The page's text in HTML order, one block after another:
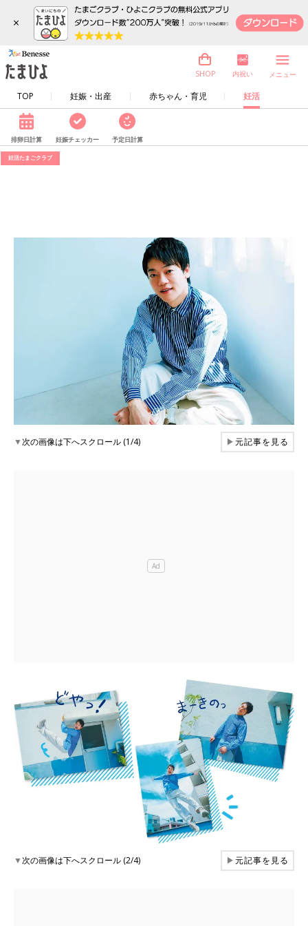
×
TOP 妊娠・出産 赤ちゃん・育児 妊活
SHOP 内祝い メニュー
排卵日計算 妊娠チェッカー 予定日計算
妊活たまごクラブ
▼次の画像は下へスクロール (1/4) ▶元記事を見る
▼次の画像は下へスクロール (2/4) ▶元記事を見る